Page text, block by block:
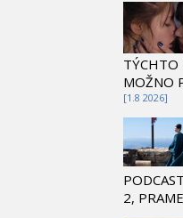
TÝCHTO
MOŽNO
[1.8 2026]
2,